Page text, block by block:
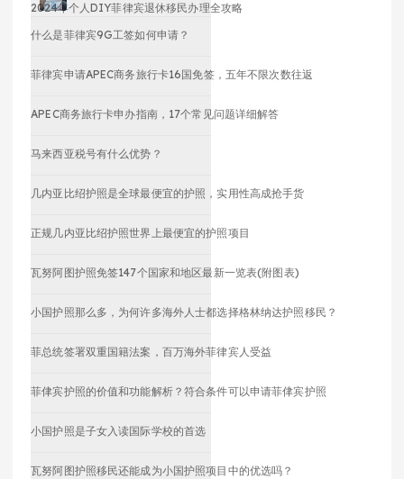
2024年个人DIY菲律宾退休移民办理全攻略
什么是菲律宾9G工签如何申请？
菲律宾申请APEC商务旅行卡16国免签，五年不限次数往返
APEC商务旅行卡申办指南，17个常见问题详细解答
马来西亚税号有什么优势？
几内亚比绍护照是全球最便宜的护照，实用性高成抢手货
正规几内亚比绍护照世界上最便宜的护照项目
瓦努阿图护照免签147个国家和地区最新一览表(附图表)
小国护照那么多，为何许多海外人士都选择格林纳达护照移民？
菲总统签署双重国籍法案，百万海外菲律宾人受益
菲侓宾护照的价值和功能解析？符合条件可以申请菲侓宾护照
小国护照是子女入读国际学校的首选
瓦努阿图护照移民还能成为小国护照项目中的优选吗？